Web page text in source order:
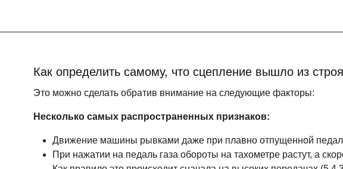
Как определить самому, что сцепление вышло из
Это можно сделать обратив внимание на следующие факторы:
Несколько самых распространенных признаков:
Движение машины рывками даже при плавно отпущенной
При нажатии на педаль газа обороты на тахометре растут, а